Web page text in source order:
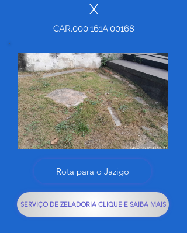
X
CAR.000.161A.00168
Rota para o Jazigo
SERVIÇO DE ZELADORIA CLIQUE E SAIBA MAIS